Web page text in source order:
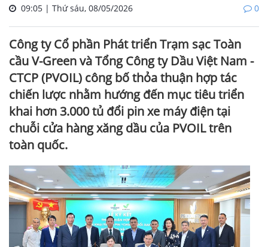
09:05 | Thứ sáu, 08/05/2026 0
Công ty Cổ phần Phát triển Trạm sạc Toàn
cầu V-Green và Tổng Công ty Dầu Việt Nam -
CTCP (PVOIL) công bố thỏa thuận hợp tác
chiến lược nhằm hướng đến mục tiêu triển
khai hơn 3.000 tủ đổi pin xe máy điện tại
chuỗi cửa hàng xăng dầu của PVOIL trên
toàn quốc.